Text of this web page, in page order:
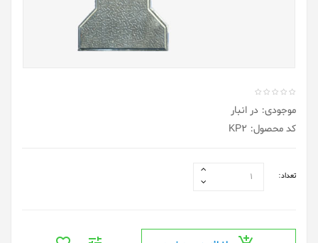
موجودی: در انبار
کد محصول: KP2
تعداد: